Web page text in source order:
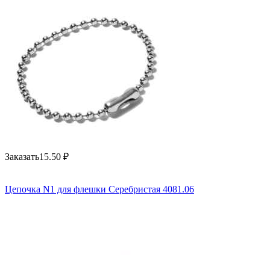
Заказать15.50 ₽
Цепочка N1 для флешки Серебристая 4081.06